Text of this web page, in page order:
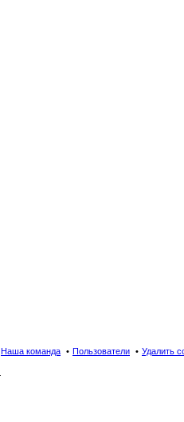
Удалить
Пользователи
Наша команда